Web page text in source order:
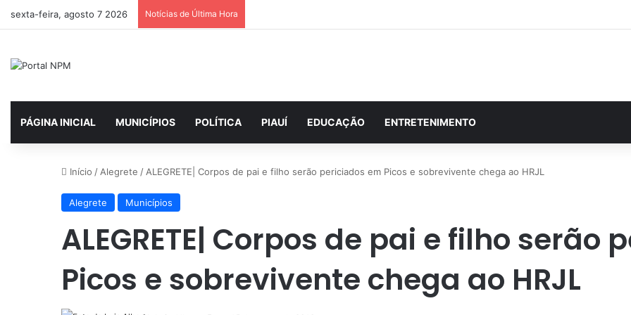
sexta-feira, agosto 7 2026 Notícias de Última Hora
PÁGINA INICIAL MUNICÍPIOS POLÍTICA PIAUÍ EDUCAÇÃO ENTRETENIMENTO
Início / Alegrete / ALEGRETE| Corpos de pai e filho serão periciados em Picos e sobrevivente chega ao HRJL
Alegrete Municípios
ALEGRETE| Corpos de pai e filho serão
Picos e sobrevivente chega ao HRJL